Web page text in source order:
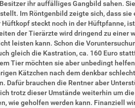
ihr auffälliges Gangbild sahen.
Im Röntgenbild zeigte sich, dass
steckt noch in der Hüftpfanne,
der Tierärzte wird dringend zu einer
leisten kann. Schon die
gleich die Kastration, ca. 160 Euro
Tier möchten sie aber unbedingt
Kätzchen nach dem denkbar
Dafür brauchen die Rentner aber
trotz dieser Umstände weiterhin um
wie geholfen werden kann. Finanziell